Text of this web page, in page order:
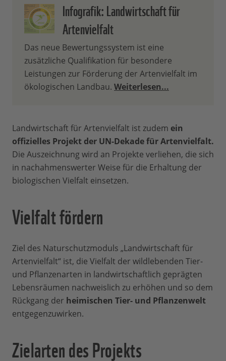
Infografik: Landwirtschaft für
Artenvielfalt
Das neue Bewertungssystem ist eine
zusätzliche Qualifikation für besondere
Leistungen zur Förderung der Artenvielfalt im
ökologischen Landbau. Weiterlesen...
Landwirtschaft für Artenvielfalt ist zudem ein
offizielles Projekt der UN-Dekade für Artenvielfalt.
Die Auszeichnung wird an Projekte verliehen, die sich
in nachahmenswerter Weise für die Erhaltung der
biologischen Vielfalt einsetzen.
Vielfalt fördern
Ziel des Naturschutzmoduls „Landwirtschaft für
Artenvielfalt“ ist, die Vielfalt der wildlebenden Tier-
und Pflanzenarten in landwirtschaftlich geprägten
Lebensräumen nachweislich zu erhöhen und so dem
Rückgang der heimischen Tier- und Pflanzenwelt
entgegenzuwirken.
Zielarten des Projekts